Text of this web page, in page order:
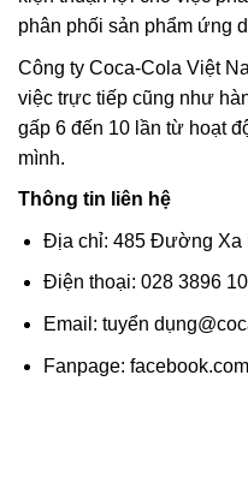
phân phối sản phẩm ứng
Công ty Coca-Cola Việt
việc trực tiếp cũng như
gấp 6 đến 10 lần từ hoạt
mình.
Thông tin liên hệ
Địa chỉ: 485 Đường Xa
Điện thoại: 028 3896
Email: tuyển
Fanpage: